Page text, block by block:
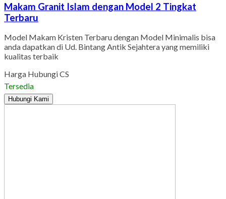
Makam Granit Islam dengan Model 2 Tingkat
Terbaru
Model Makam Kristen Terbaru dengan Model Minimalis bisa
anda dapatkan di Ud. Bintang Antik Sejahtera yang memiliki
kualitas terbaik
Harga Hubungi CS
Tersedia
Hubungi Kami